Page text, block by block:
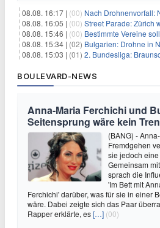
08.08. 16:17 | (00) Nach Drohnenvorfall:
08.08. 16:05 | (00) Street Parade: Zürich
08.08. 15:46 | (00) Bestimmte Vereine
08.08. 15:34 | (02) Bulgarien: Drohne in Nähe
08.08. 15:03 | (01) 2. Bundesliga:
BOULEVARD-NEWS
Anna-Maria Ferchichi und
Seitensprung wäre kein
(BANG) -
Fremdgehen
sie jedoch
Gemeinsam
sprach die
'Im Bett mit
Ferchichi' darüber, was für sie in einer
wäre. Dabei zeigte sich das Paar
Rapper erklärte, es[…] (00)